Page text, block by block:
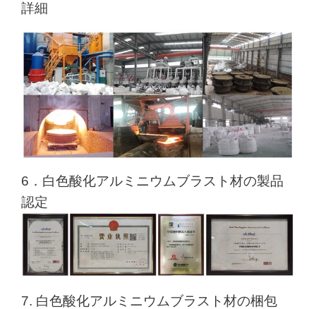
詳細
6．白色酸化アルミニウムブラスト材の製品
認定
7. 白色酸化アルミニウムブラスト材の梱包